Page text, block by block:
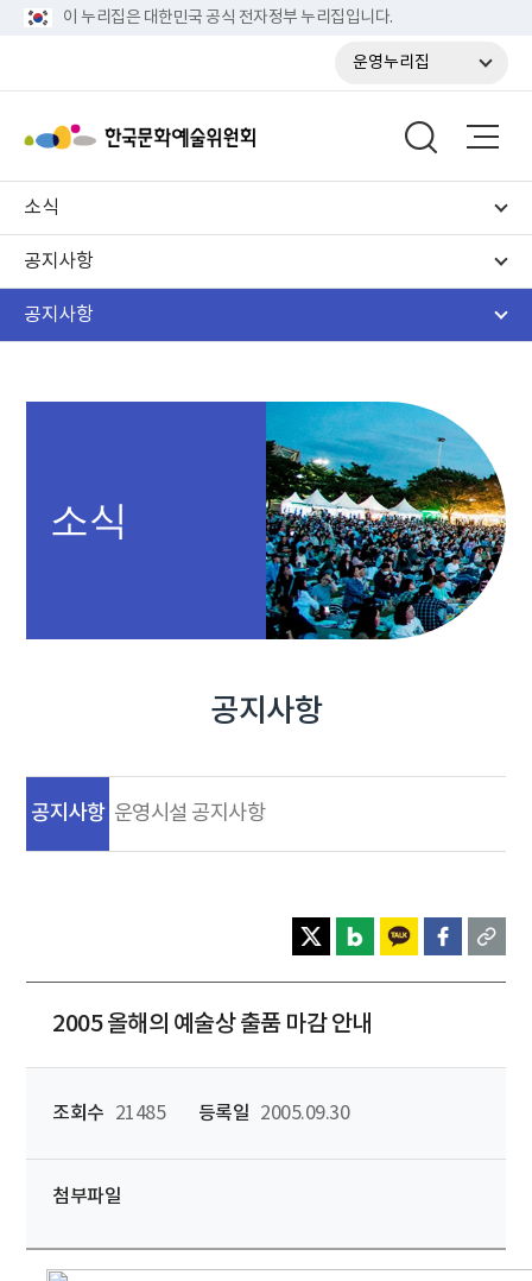
이 누리집은 대한민국 공식 전자정부 누리집입니다.
운영누리집
소식
공지사항
공지사항
소식
공지사항
공지사항 운영시설 공지사항
2005 올해의 예술상 출품 마감 안내
조회수 21485 등록일 2005.09.30
첨부파일